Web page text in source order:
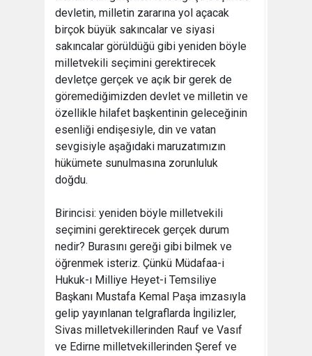
devletin, milletin zararına yol açacak
birçok büyük sakıncalar ve siyasi
sakıncalar görüldüğü gibi yeniden böyle
milletvekili seçimini gerektirecek
devletçe gerçek ve açık bir gerek de
göremediğimizden devlet ve milletin ve
özellikle hilafet başkentinin geleceğinin
esenliği endişesiyle, din ve vatan
sevgisiyle aşağıdaki maruzatımızın
hükümete sunulmasına zorunluluk
doğdu.
Birincisi: yeniden böyle milletvekili
seçimini gerektirecek gerçek durum
nedir? Burasını gereği gibi bilmek ve
öğrenmek isteriz. Çünkü Müdafaa-i
Hukuk-ı Milliye Heyet-i Temsiliye
Başkanı Mustafa Kemal Paşa imzasıyla
gelip yayınlanan telgraflarda İngilizler,
Sivas milletvekillerinden Rauf ve Vasıf
ve Edirne milletvekillerinden Şeref ve